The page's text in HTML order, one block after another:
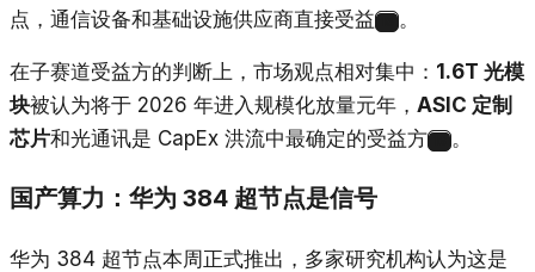
点，通信设备和基础设施供应商直接受益
。
在子赛道受益方的判断上，市场观点相对集中： 1.6T 光模
块被认为将于 2026 年进入规模化放量元年， ASIC 定制
芯片和光通讯是 CapEx 洪流中最确定的受益方 。
国产算力：华为 384 超节点是信号
华为 384 超节点本周正式推出，多家研究机构认为这是